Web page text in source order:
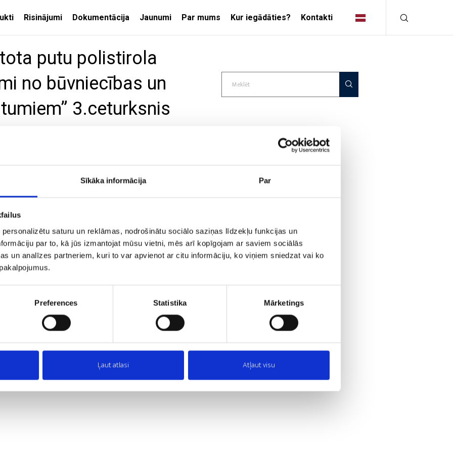
Sīkāka informācija Par
saturu un reklāmas, nodrošinātu sociālo saziņas līdzekļu funkcijas un
par to, kā jūs izmantojat mūsu vietni, mēs arī kopīgojam ar saviem sociālās
un analīzes partneriem, kuri to var apvienot ar citu informāciju, ko viņiem sniedzat vai ko
Preferences Statistika Mārketings
Ļaut atlasi Atļaut visu
Risinājumi Dokumentācija Jaunumi Par mums Kur iegādāties? Kontakti
Siltinātie sienu veidņi
elementi
RISINĀJUMI
RADOŠĀ INDUSTRIJA
putu polistirola
no būvniecības un
3.ceturksnis
un citiem nozares komersantiem īsteno projektu Nr.
kompetences centrs”, kuru līdzfinansē Eiropas
izstrādājumi no būvniecības un iepakojuma
EPS izolācijas izstrādājumu fizikālās īpašības. Veikti pētījumi